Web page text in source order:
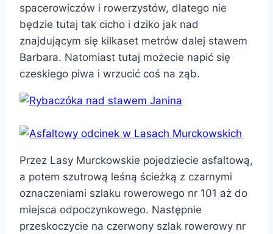
spacerowiczów i rowerzystów, dlatego nie
będzie tutaj tak cicho i dziko jak nad
znajdującym się kilkaset metrów dalej stawem
Barbara. Natomiast tutaj możecie napić się
czeskiego piwa i wrzucić coś na ząb.
Przez Lasy Murckowskie pojedziecie asfaltową,
a potem szutrową leśną ścieżką z czarnymi
oznaczeniami szlaku rowerowego nr 101 aż do
miejsca odpoczynkowego. Następnie
przeskoczycie na czerwony szlak rowerowy nr